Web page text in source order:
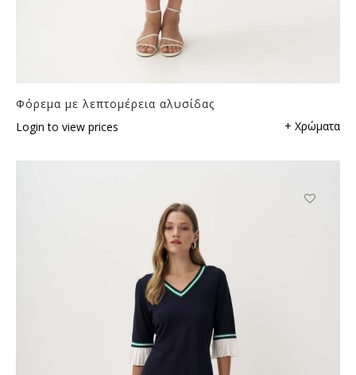
Φόρεμα με λεπτομέρεια αλυσίδας
Login to view prices
+ Χρώματα